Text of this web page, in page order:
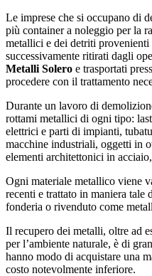
Le imprese che si occupano di
più container a noleggio per la
metallici e dei detriti provenienti
successivamente ritirati dagli
Metalli Solero e trasportati
procedere con il trattamento
Durante un lavoro di
rottami metallici di ogni tipo:
elettrici e parti di impianti,
macchine industriali, oggetti in
elementi architettonici in
Ogni materiale metallico viene
recenti e trattato in maniera tale
fonderia o rivenduto come
Il recupero dei metalli, oltre ad
per l’ambiente naturale, è di
hanno modo di acquistare una
costo notevolmente inferiore.